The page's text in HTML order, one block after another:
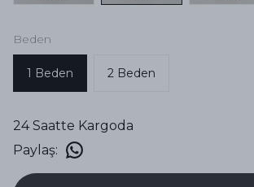
Beden
1 Beden 2 Beden
24 Saatte Kargoda
Paylaş: